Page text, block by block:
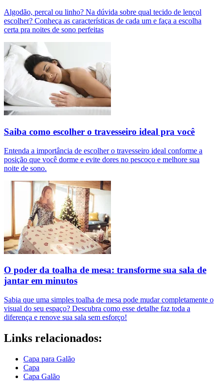
Algodão, percal ou linho? Na dúvida sobre qual tecido de lençol
escolher? Conheça as características de cada um e faça a escolha
certa pra noites de sono perfeitas
Saiba como escolher o travesseiro ideal pra você
Entenda a importância de escolher o travesseiro ideal conforme a
posição que você dorme e evite dores no pescoço e melhore sua
noite de sono.
O poder da toalha de mesa: transforme sua sala de
jantar em minutos
Sabia que uma simples toalha de mesa pode mudar completamente o
visual do seu espaço? Descubra como esse detalhe faz toda a
diferença e renove sua sala sem esforço!
Links relacionados:
Capa para Galão
Capa
Capa Galão